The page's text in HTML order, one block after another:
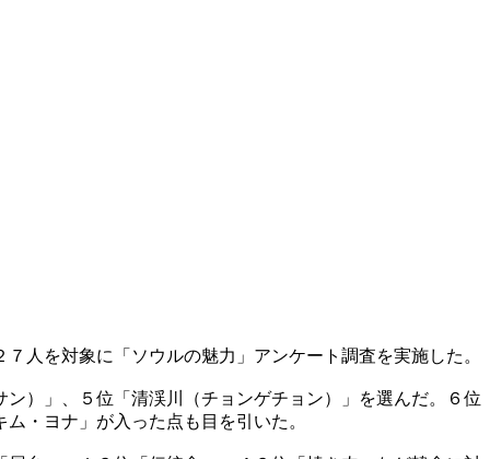
人を対象に「ソウルの魅力」アンケート調査を実施した。
）」、５位「清渓川（チョンゲチョン）」を選んだ。６位
・ヨナ」が入った点も目を引いた。